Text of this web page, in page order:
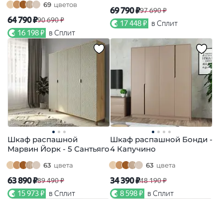
69 цветов
64 790 ₽90 690 ₽
16 198 ₽ в Сплит
69 790 ₽97 690 ₽
17 448 ₽ в Сплит
Шкаф распашной
Марвин Йорк - 5 Сантьяго
63 цвета
63 890 ₽89 490 ₽
15 973 ₽ в Сплит
Шкаф распашной Бонди -
4 Капучино
63 цвета
34 390 ₽48 190 ₽
8 598 ₽ в Сплит